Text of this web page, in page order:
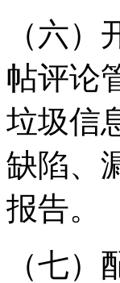
（六
帖评论
垃圾信
缺陷、
报告。
（七